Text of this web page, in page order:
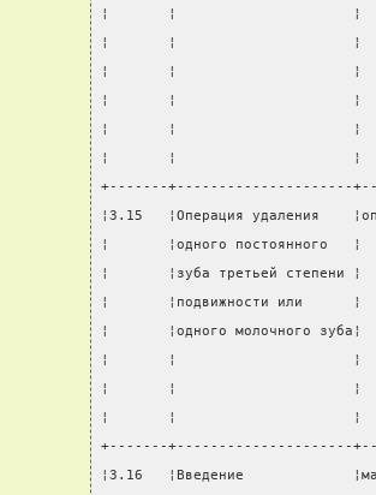
¦       ¦                     ¦
¦       ¦                     ¦
¦       ¦                     ¦
¦       ¦                     ¦
¦       ¦                     ¦
¦       ¦                     ¦
+-------+---------------------
¦3.15   ¦Операция удаления
¦       ¦одного постоянного
¦       ¦зуба третьей
¦       ¦подвижности или
¦       ¦одного молочного
¦       ¦                     ¦
¦       ¦                     ¦
¦       ¦                     ¦
+-------+---------------------
¦3.16   ¦Введение